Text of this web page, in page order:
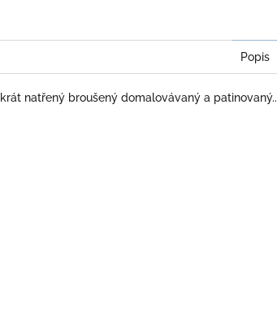
Popis
natřený broušený domalovávaný a patinovaný..